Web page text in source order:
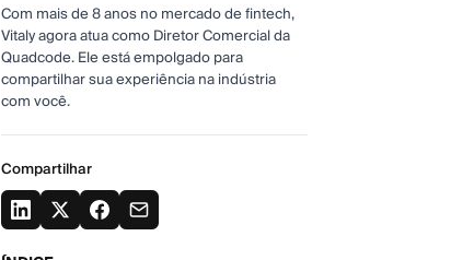
Com mais de 8 anos no mercado de fintech,
Vitaly agora atua como Diretor Comercial da
Quadcode. Ele está empolgado para
compartilhar sua experiência na indústria
com você.
Compartilhar